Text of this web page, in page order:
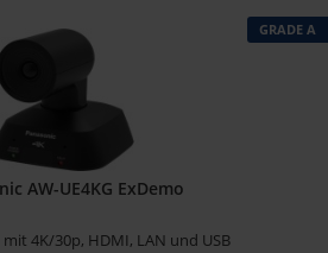
GRADE A
AW-UE4KG ExDemo
mit 4K/30p, HDMI, LAN und USB